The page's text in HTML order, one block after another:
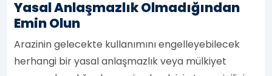
Yasal Anlaşmazlık Olmadığından
Emin Olun
Arazinin gelecekte kullanımını engelleyebilecek
herhangi bir yasal anlaşmazlık veya mülkiyet